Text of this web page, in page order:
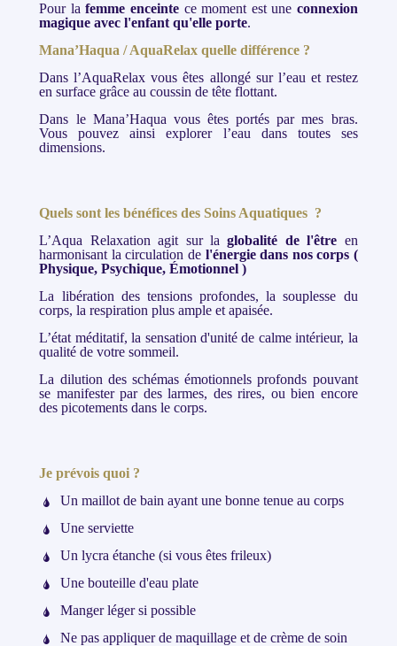
Pour lafemme enceinte ce moment est une connexion
magique avec l'enfant qu'elle porte.
Mana’Haqua / AquaRelax quelle différence ?
Dans l’AquaRelax vous êtes allongé sur l’eau et restez
en surface grâce au coussin de tête flottant.
Dans le Mana’Haqua vous êtes portés par mes bras.
Vous pouvez ainsi explorer l’eau dans toutes ses
dimensions.
Quels sont les bénéfices des Soins Aquatiques ?
L’Aqua Relaxation agit sur laglobalité de l'être en
harmonisant la circulation de l'énergie dans nos corps (
Physique, Psychique, Émotionnel )
La libération des tensions profondes, la souplesse du
corps, la respiration plus ample et apaisée.
L’état méditatif, la sensation d'unité de calme intérieur, la
qualité de votre sommeil.
La dilution des schémas émotionnels profonds pouvant
se manifester par des larmes, des rires, ou bien encore
des picotements dans le corps.
Je prévois quoi ?
Un maillot de bain ayant une bonne tenue au corps
Une serviette
Un lycra étanche (si vous êtes frileux)
Une bouteille d'eau plate
Manger léger si possible
Ne pas appliquer de maquillage et de crème de soin